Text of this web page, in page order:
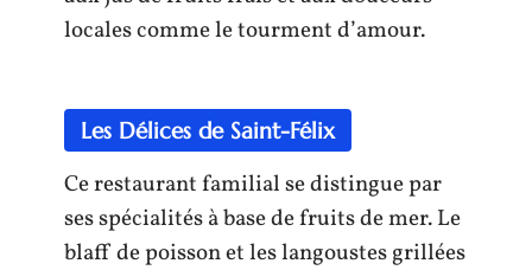
locales comme le tourment d’amour.
Les Délices de Saint-Félix
Ce restaurant familial se distingue par
ses spécialités à base de fruits de mer. Le
blaff de poisson et les langoustes grillées